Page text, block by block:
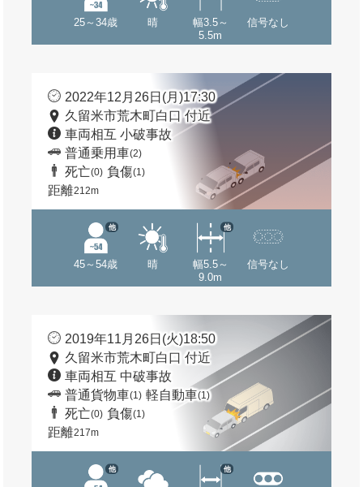
25～34歳 晴
幅3.5～
5.5m
信号なし
2022年12月26日(月)17:30
久留米市荒木町白口 付近
車両相互 小破事故
普通乗用車(2)
死亡(0) 負傷(1)
距離212m
45～54歳
他
晴
幅5.5～
9.0m
他
信号なし
2019年11月26日(火)18:50
久留米市荒木町白口 付近
車両相互 中破事故
普通貨物車(1) 軽自動車(1)
死亡(0) 負傷(1)
距離217m
他 他